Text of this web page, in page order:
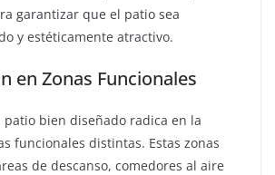
garantizar que el patio sea
y estéticamente atractivo.
en Zonas Funcionales
patio bien diseñado radica en la
funcionales distintas. Estas zonas
de descanso, comedores al aire